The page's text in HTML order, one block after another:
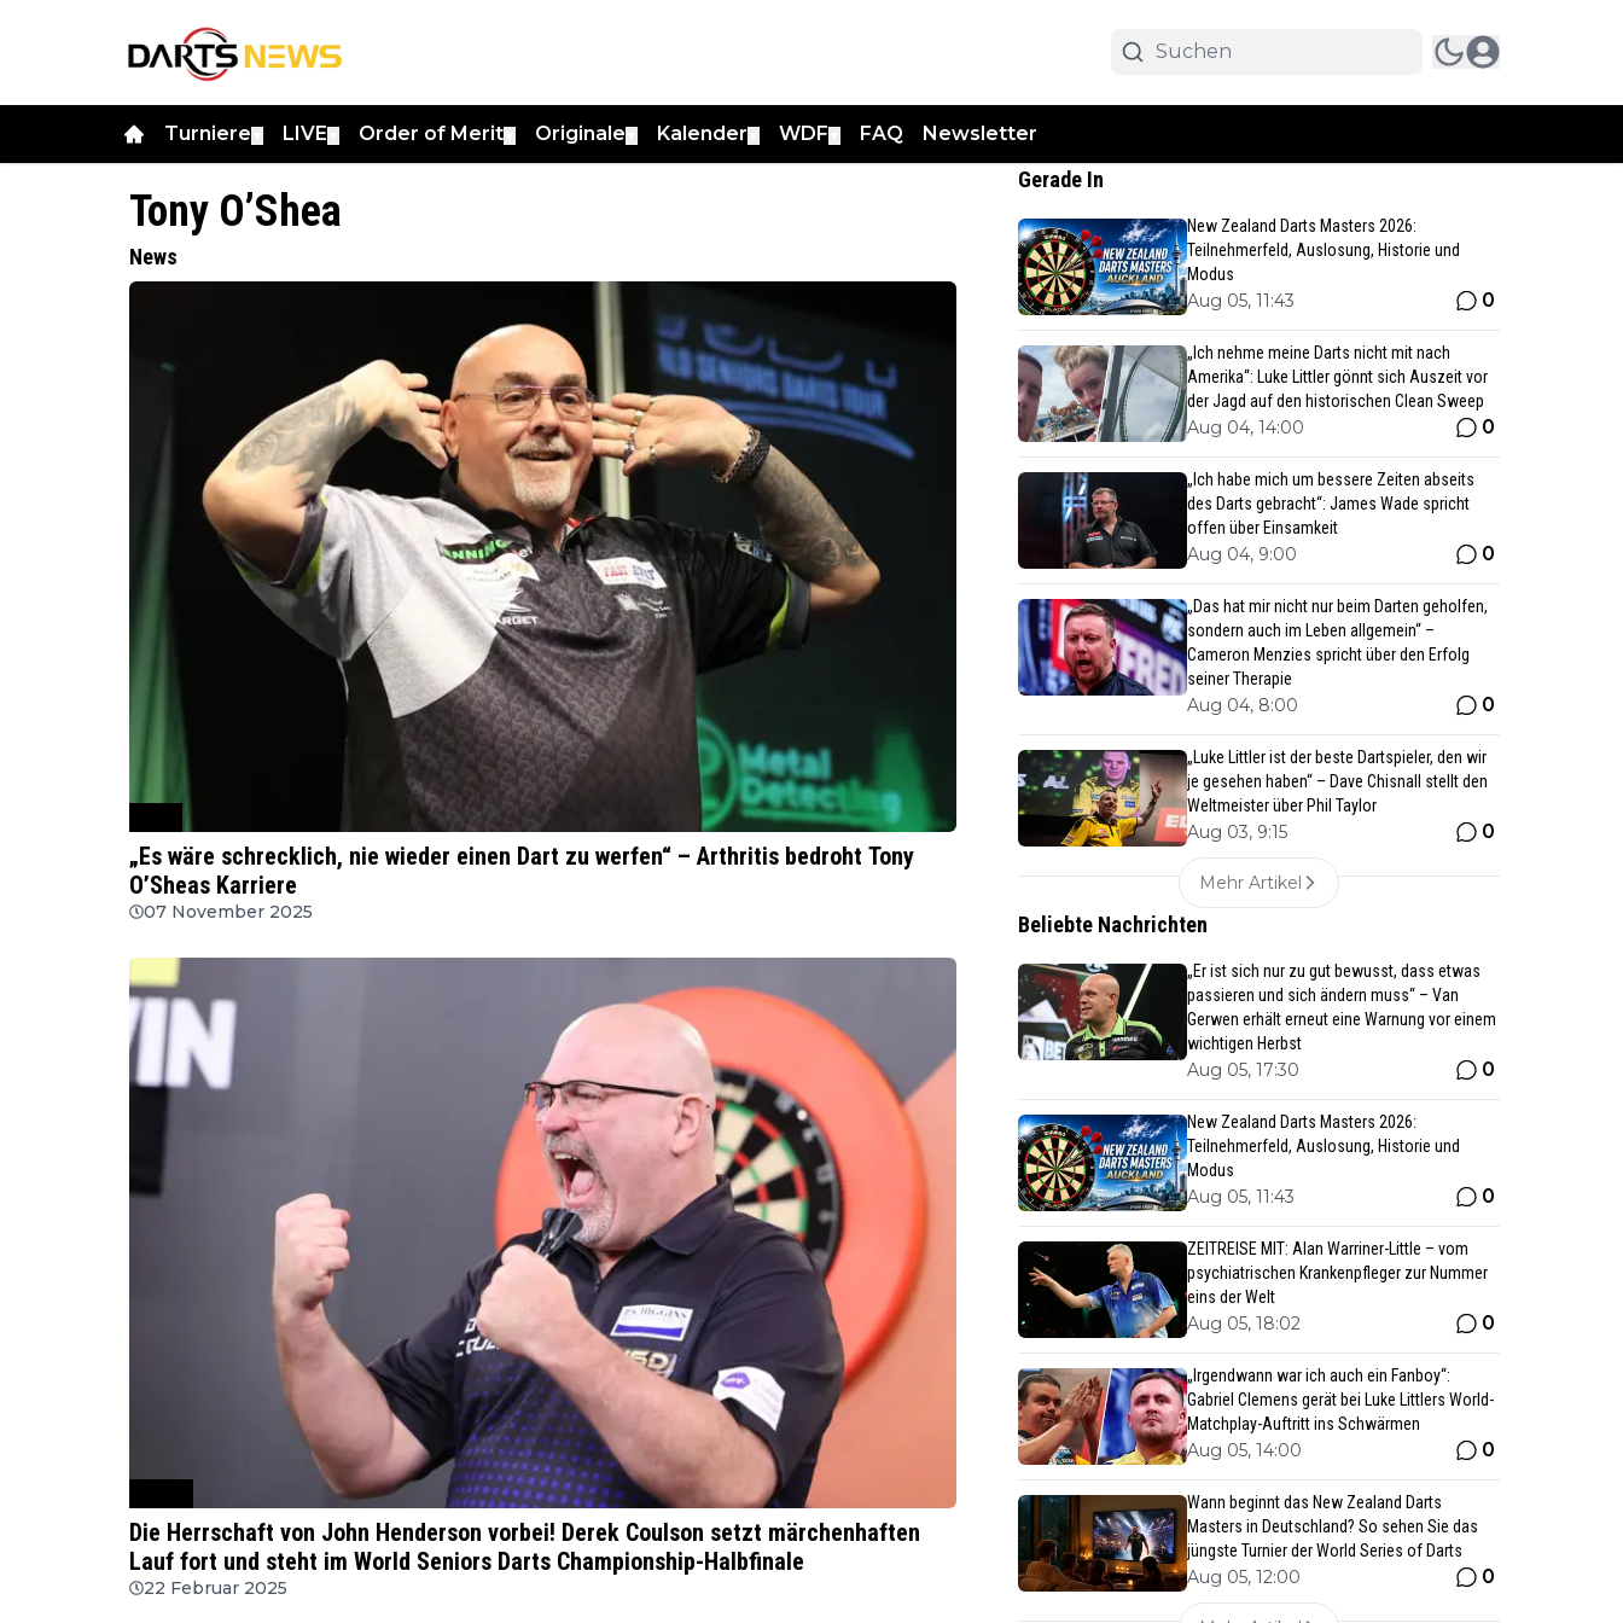
Turniere LIVE Order of Merit Originale Kalender WDF FAQ Newsletter
Tony O’Shea
News
„Es wäre schrecklich, nie wieder einen Dart zu werfen“ – Arthritis bedroht Tony
O’Sheas Karriere
07 November 2025
Die Herrschaft von John Henderson vorbei! Derek Coulson setzt märchenhaften
Lauf fort und steht im World Seniors Darts Championship-Halbfinale
22 Februar 2025
Gerade In
New Zealand Darts Masters 2026:
Teilnehmerfeld, Auslosung, Historie und
Modus
Aug 05, 11:43 0
„Ich nehme meine Darts nicht mit nach
Amerika“: Luke Littler gönnt sich Auszeit vor
der Jagd auf den historischen Clean Sweep
Aug 04, 14:00 0
„Ich habe mich um bessere Zeiten abseits
des Darts gebracht“: James Wade spricht
offen über Einsamkeit
Aug 04, 9:00 0
„Das hat mir nicht nur beim Darten geholfen,
sondern auch im Leben allgemein“ –
Cameron Menzies spricht über den Erfolg
seiner Therapie
Aug 04, 8:00 0
„Luke Littler ist der beste Dartspieler, den wir
je gesehen haben“ – Dave Chisnall stellt den
Weltmeister über Phil Taylor
Aug 03, 9:15 0
Mehr Artikel
Beliebte Nachrichten
„Er ist sich nur zu gut bewusst, dass etwas
passieren und sich ändern muss“ – Van
Gerwen erhält erneut eine Warnung vor einem
wichtigen Herbst
Aug 05, 17:30 0
New Zealand Darts Masters 2026:
Teilnehmerfeld, Auslosung, Historie und
Modus
Aug 05, 11:43 0
ZEITREISE MIT: Alan Warriner-Little – vom
psychiatrischen Krankenpfleger zur Nummer
eins der Welt
Aug 05, 18:02 0
„Irgendwann war ich auch ein Fanboy“:
Gabriel Clemens gerät bei Luke Littlers World-
Matchplay-Auftritt ins Schwärmen
Aug 05, 14:00 0
Wann beginnt das New Zealand Darts
Masters in Deutschland? So sehen Sie das
jüngste Turnier der World Series of Darts
Aug 05, 12:00 0